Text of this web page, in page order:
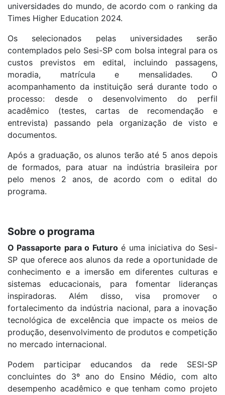
universidades do mundo, de acordo com o ranking da
Times Higher Education 2024.
Os selecionados pelas universidades serão
contemplados pelo Sesi-SP com bolsa integral para os
custos previstos em edital, incluindo passagens,
moradia, matrícula e mensalidades. O
acompanhamento da instituição será durante todo o
processo: desde o desenvolvimento do perfil
acadêmico (testes, cartas de recomendação e
entrevista) passando pela organização de visto e
documentos.
Após a graduação, os alunos terão até 5 anos depois
de formados, para atuar na indústria brasileira por
pelo menos 2 anos, de acordo com o edital do
programa.
Sobre o programa
O Passaporte para o Futuroé uma iniciativa do Sesi-
SP que oferece aos alunos da rede a oportunidade de
conhecimento e a imersão em diferentes culturas e
sistemas educacionais, para fomentar lideranças
inspiradoras. Além disso, visa promover o
fortalecimento da indústria nacional, para a inovação
tecnológica de excelência que impacte os meios de
produção, desenvolvimento de produtos e competição
no mercado internacional.
Podem participar educandos da rede SESI-SP
concluintes do 3º ano do Ensino Médio, com alto
desempenho acadêmico e que tenham como projeto